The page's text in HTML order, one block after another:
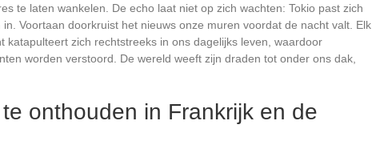
te laten wankelen. De echo laat niet op zich wachten: Tokio past zich
Voortaan doorkruist het nieuws onze muren voordat de nacht valt. Elk
katapulteert zich rechtstreeks in ons dagelijks leven, waardoor
worden verstoord. De wereld weeft zijn draden tot onder ons dak,
onthouden in Frankrijk en de